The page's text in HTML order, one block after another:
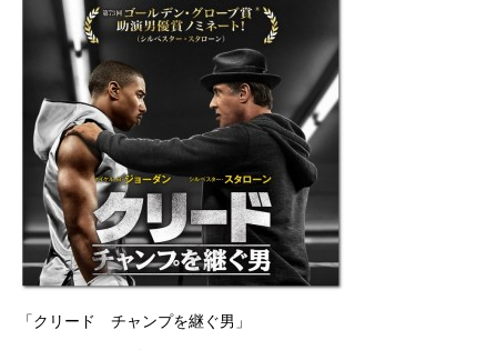
「クリード チャンプを継ぐ男」